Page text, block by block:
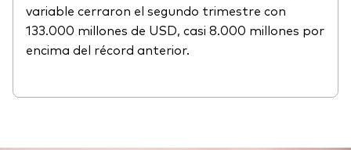
variable cerraron el segundo trimestre con
133.000 millones de USD, casi 8.000 millones por
encima del récord anterior.